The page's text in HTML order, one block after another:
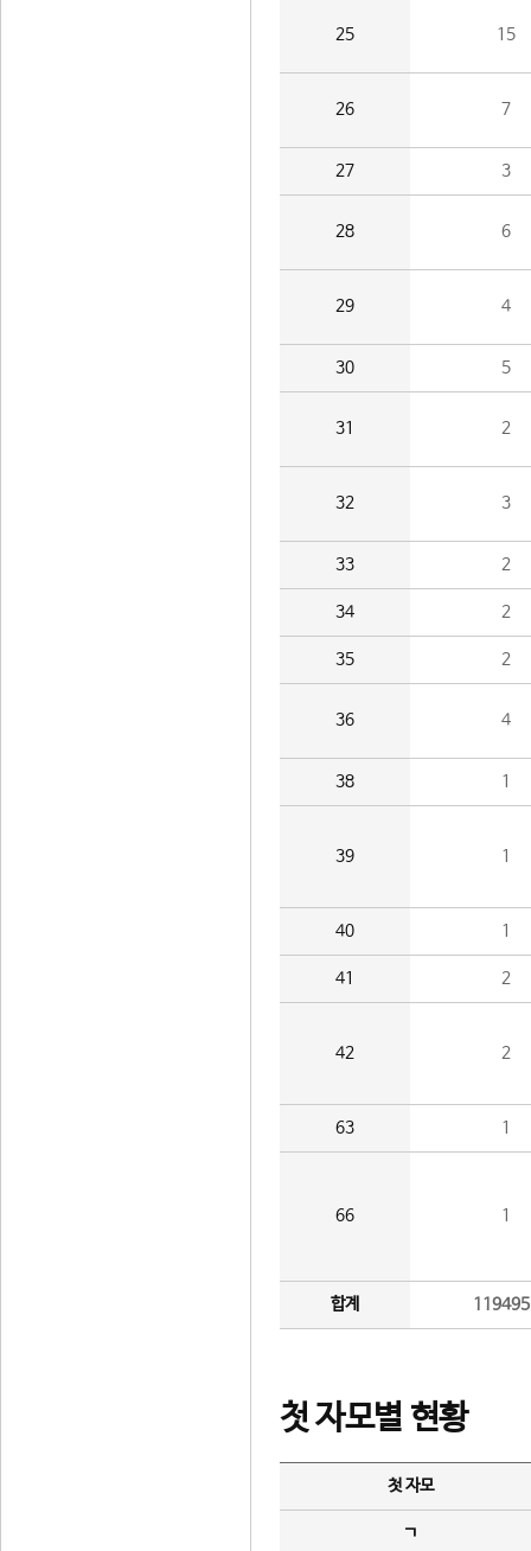
25 15
26 7
27 3
28 6
29 4
30 5
31 2
32 3
33 2
34 2
35 2
36 4
38 1
39 1
40 1
41 2
42 2
63 1
66 1
합계
첫 자모별 현황
첫 자모
ㄱ